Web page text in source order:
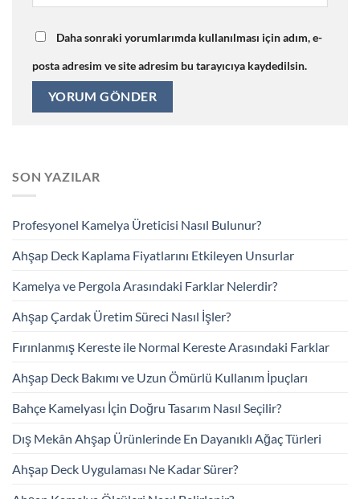
Daha sonraki yorumlarımda kullanılması için adım, e-
posta adresim ve site adresim bu tarayıcıya kaydedilsin.
SON YAZILAR
Profesyonel Kamelya Üreticisi Nasıl Bulunur?
Ahşap Deck Kaplama Fiyatlarını Etkileyen Unsurlar
Kamelya ve Pergola Arasındaki Farklar Nelerdir?
Ahşap Çardak Üretim Süreci Nasıl İşler?
Fırınlanmış Kereste ile Normal Kereste Arasındaki Farklar
Ahşap Deck Bakımı ve Uzun Ömürlü Kullanım İpuçları
Bahçe Kamelyası İçin Doğru Tasarım Nasıl Seçilir?
Dış Mekân Ahşap Ürünlerinde En Dayanıklı Ağaç Türleri
Ahşap Deck Uygulaması Ne Kadar Sürer?